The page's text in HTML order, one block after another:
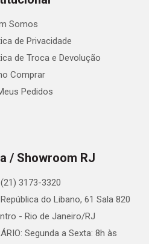
Somos
de Privacidade
de Troca e Devolução
Comprar
Pedidos
/ Showroom RJ
(21) 3173-3320
do Libano, 61 Sala 820
- Rio de Janeiro/RJ
Segunda a Sexta: 8h às